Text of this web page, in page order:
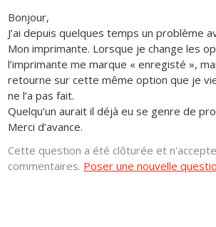
Bonjour,
J’ai depuis quelques temps un problème
Mon imprimante. Lorsque je change les
l’imprimante me marque « enregisté »,
retourne sur cette même option que je
ne l’a pas fait.
Quelqu’un aurait il déjà eu se genre de
Merci d’avance.
Cette question a été clôturée et
commentaires. Poser une nouvelle